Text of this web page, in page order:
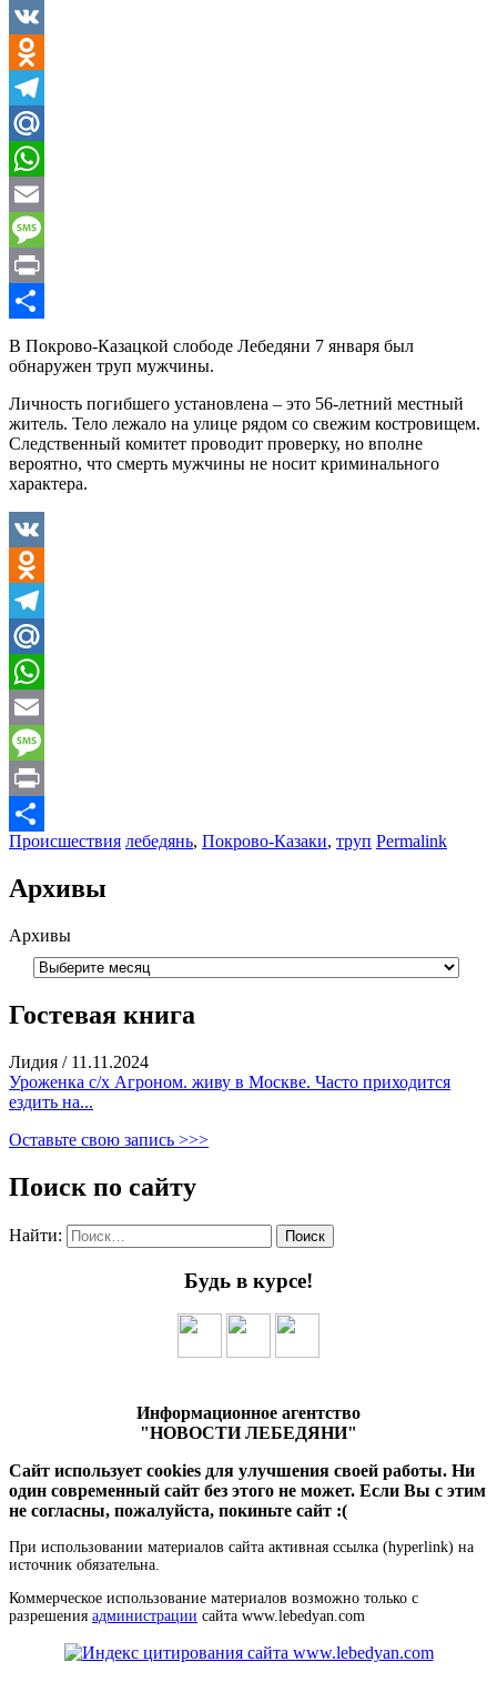
VK
Odnoklassniki
Telegram
Mail.Ru
WhatsApp
Email
Message
Print
Отправить
В Покрово-Казацкой слободе Лебедяни 7 января был
обнаружен труп мужчины.
Личность погибшего установлена – это 56-летний местный
житель. Тело лежало на улице рядом со свежим костровищем.
Следственный комитет проводит проверку, но вполне
вероятно, что смерть мужчины не носит криминального
характера.
VK
Odnoklassniki
Telegram
Mail.Ru
WhatsApp
Email
Message
Print
Отправить
Происшествия лебедянь, Покрово-Казаки, труп Permalink
Архивы
Архивы
Гостевая книга
Лидия / 11.11.2024
Уроженка с/х Агроном. живу в Москве. Часто приходится
ездить на...
Оставьте свою запись >>>
Поиск по сайту
Найти:
Будь в курсе!
Информационное агентство
"НОВОСТИ ЛЕБЕДЯНИ"
Сайт использует cookies для улучшения своей работы. Ни
один современный сайт без этого не может. Если Вы с этим
не согласны, пожалуйста, покиньте сайт :(
При использовании материалов сайта активная ссылка (hyperlink) на
источник обязательна.
Коммерческое использование материалов возможно только с
разрешения администрации сайта www.lebedyan.com